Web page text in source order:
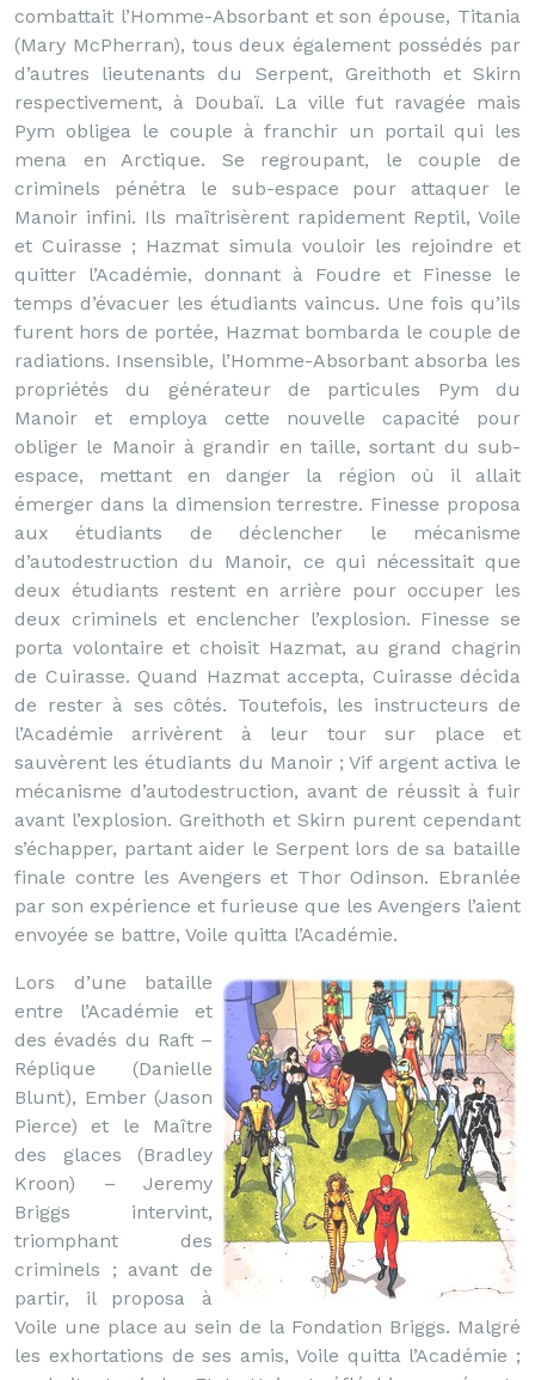
combattait l’Homme-Absorbant et son épouse, Titania
(Mary McPherran), tous deux également possédés par
d’autres lieutenants du Serpent, Greithoth et Skirn
respectivement, à Doubaï. La ville fut ravagée mais
Pym obligea le couple à franchir un portail qui les
mena en Arctique. Se regroupant, le couple de
criminels pénétra le sub-espace pour attaquer le
Manoir infini. Ils maîtrisèrent rapidement Reptil, Voile
et Cuirasse ; Hazmat simula vouloir les rejoindre et
quitter l’Académie, donnant à Foudre et Finesse le
temps d’évacuer les étudiants vaincus. Une fois qu’ils
furent hors de portée, Hazmat bombarda le couple de
radiations. Insensible, l’Homme-Absorbant absorba les
propriétés du générateur de particules Pym du
Manoir et employa cette nouvelle capacité pour
obliger le Manoir à grandir en taille, sortant du sub-
espace, mettant en danger la région où il allait
émerger dans la dimension terrestre. Finesse proposa
aux étudiants de déclencher le mécanisme
d’autodestruction du Manoir, ce qui nécessitait que
deux étudiants restent en arrière pour occuper les
deux criminels et enclencher l’explosion. Finesse se
porta volontaire et choisit Hazmat, au grand chagrin
de Cuirasse. Quand Hazmat accepta, Cuirasse décida
de rester à ses côtés. Toutefois, les instructeurs de
l’Académie arrivèrent à leur tour sur place et
sauvèrent les étudiants du Manoir ; Vif argent activa le
mécanisme d’autodestruction, avant de réussit à fuir
avant l’explosion. Greithoth et Skirn purent cependant
s’échapper, partant aider le Serpent lors de sa bataille
finale contre les Avengers et Thor Odinson. Ebranlée
par son expérience et furieuse que les Avengers l’aient
envoyée se battre, Voile quitta l’Académie.
Lors d’une bataille
entre l’Académie et
des évadés du Raft –
Réplique (Danielle
Blunt), Ember (Jason
Pierce) et le Maître
des glaces (Bradley
Kroon) – Jeremy
Briggs intervint,
triomphant des
criminels ; avant de
partir, il proposa à
Voile une place au sein de la Fondation Briggs. Malgré
les exhortations de ses amis, Voile quitta l’Académie ;